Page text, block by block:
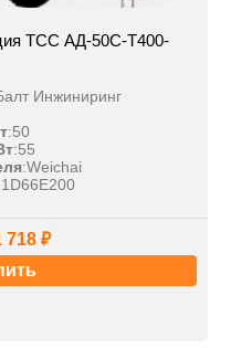
ТСС АД-50С-Т400-
Инжиниринг
:50
:55
:Weichai
718 ₽